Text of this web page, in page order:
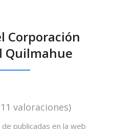
Corporación
Quilmahue
valoraciones)
publicadas en la web